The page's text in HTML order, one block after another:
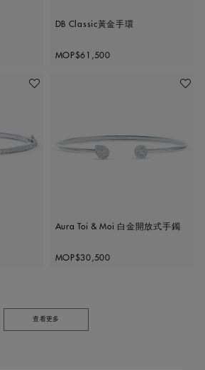
DB Classic黃金手環
Original price
MOP$61,500
收藏作品 收藏作
Aura Toi & Moi 白金開放式手鐲
Original price
MOP$30,500
查看更多